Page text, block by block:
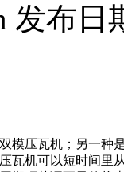
发布
模压瓦机；另一
瓦机可以短时间里